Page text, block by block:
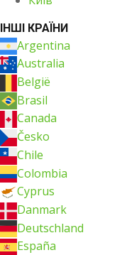
ІНШІ КРАЇНИ
Argentina
Australia
België
Brasil
Canada
Česko
Chile
Colombia
Cyprus
Danmark
Deutschland
España